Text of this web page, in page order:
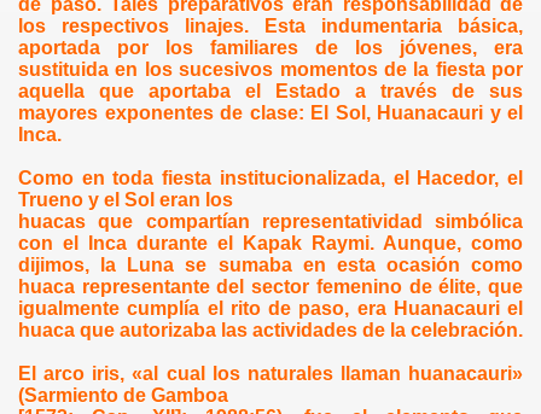
de paso. Tales preparativos eran responsabilidad de
los respectivos linajes. Esta indumentaria básica,
aportada por los familiares de los jóvenes, era
sustituida en los sucesivos momentos de la fiesta por
aquella que aportaba el Estado a través de sus
mayores exponentes de clase: El Sol, Huanacauri y el
Inca.
Como en toda fiesta institucionalizada, el Hacedor, el
Trueno y el Sol eran los
huacas que compartían representatividad simbólica
con el Inca durante el Kapak Raymi. Aunque, como
dijimos,
la Luna se sumaba en esta ocasión como
huaca representante del sector femenino de élite, que
igualmente cumplía el rito de paso, era Huanacauri el
huaca que autorizaba las actividades de la celebración.
El arco iris, «al cual los naturales llaman huanacauri»
(Sarmiento de Gamboa